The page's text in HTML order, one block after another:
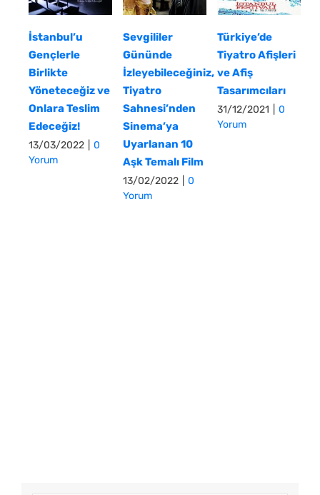
İstanbul’u
Gençlerle
Birlikte
Yöneteceğiz ve
Onlara Teslim
Edeceğiz!
13/03/2022
0
Yorum
Sevgililer
Gününde
İzleyebileceğiniz,
Tiyatro
Sahnesi’nden
Sinema’ya
Uyarlanan 10
Aşk Temalı Film
13/02/2022
0
Yorum
Türkiye’de
Tiyatro Afişleri
ve Afiş
Tasarımcıları
31/12/2021
0
Yorum